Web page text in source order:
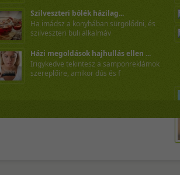
Szilveszteri bólék házilag...
Ha imádsz a konyhában sürgölődni, és
szilveszteri buli alkalmáv
Házi megoldások hajhullás ellen ...
Irigykedve tekintesz a samponreklámok
szereplőire, amikor dús és f